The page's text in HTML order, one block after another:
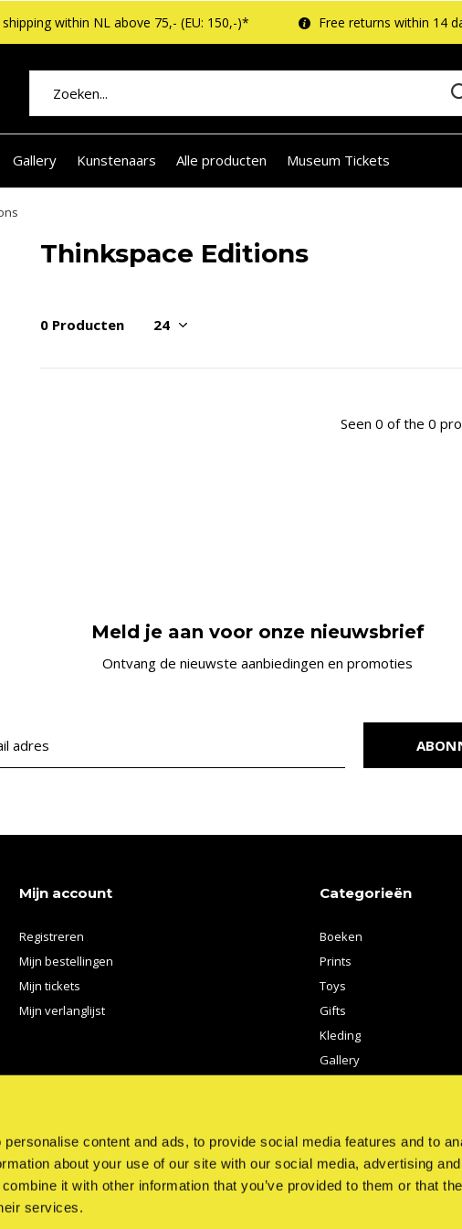
content and ads, to provide social media features and to
about your use of our site with our social media, advertising
it with other information that you’ve provided to them or that
services.
Gallery Kunstenaars Alle producten Museum Tickets
shipping within NL above 75,- (EU: 150,-)* Free returns within 14
Thinkspace Editions
0 Producten
Seen 0 of the 0
Meld je aan voor onze nieuwsbrief
Ontvang de nieuwste aanbiedingen en promoties
Mijn account
Registreren
Mijn bestellingen
Mijn tickets
Mijn verlanglijst
Categorieën
Boeken
Prints
Toys
Gifts
Kleding
Gallery